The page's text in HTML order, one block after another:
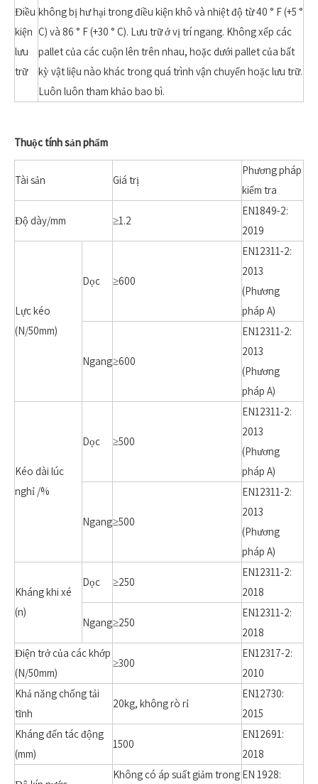
Điều
kiện
lưu
trữ
không bị hư hại trong điều kiện khô và nhiệt độ từ 40 ° F (+5 °
C) và 86 ° F (+30 ° C). Lưu trữ ở vị trí ngang. Không xếp các
pallet của các cuộn lên trên nhau, hoặc dưới pallet của bất
kỳ vật liệu nào khác trong quá trình vận chuyển hoặc lưu trữ.
Luôn luôn tham khảo bao bì.
Thuộc tính sản phẩm
Tài sản Giá trị
Phương pháp
kiểm tra
Độ dày/mm ≥1.2
EN1849-2:
2019
Lực kéo
(N/50mm)
Dọc ≥600
EN12311-2:
2013
(Phương
pháp A)
Ngang≥600
EN12311-2:
2013
(Phương
pháp A)
Kéo dài lúc
nghỉ /%
Dọc ≥500
EN12311-2:
2013
(Phương
pháp A)
Ngang≥500
EN12311-2:
2013
(Phương
pháp A)
Kháng khi xé
(n)
Dọc ≥250
EN12311-2:
2018
Ngang≥250
EN12311-2:
2018
Điện trở của các khớp
(N/50mm)
≥300
EN12317-2:
2010
Khả năng chống tải
tĩnh
20kg, không rò rỉ
EN12730:
2015
Kháng đến tác động
(mm)
1500
EN12691:
2018
Không có áp suất giảm trong EN 1928: